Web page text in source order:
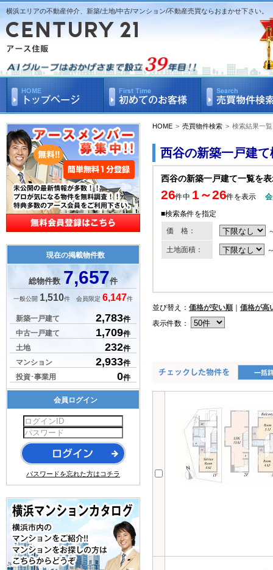
横浜エリアの不動産仲介、新築/土地/中古/マンション/不動産売買ならおまかせ下さい。
HOME > 売買物件検索 > 検索結果一覧
西谷の新築一戸建
西谷の新築一戸建て一覧を
26件中 1～26件を表示
■検索条件を指定
価 格：
土地面積：
並び替え： 価格が安い順
価格が高
表示件数：
現在の掲載物件数
総物件数 7,657件
一般公開 1,510件 会員限定 6,147件
新築一戸建て 2,783件
中古一戸建て
1,709件
土地
232件
マンション
2,933件
投資･事業用
0件
会員ログイン
パスワードを忘れた方はコチラ